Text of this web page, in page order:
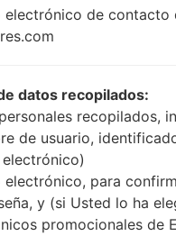
1.2 GHz
1GB
Buy
electrónico de
datos recopilados:
recopilados,
de usuario,
electrónico, para
y (si Usted lo ha
promocionales de